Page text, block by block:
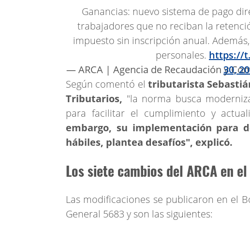
Ganancias: nuevo sistema de pago
trabajadores que no reciban la
impuesto sin inscripción anual.
personales. https://
— ARCA | Agencia de Recaudación yApril 30,
Según comentó el tributarista
Tributarios, "la norma busca
para facilitar el cumplimiento y
embargo, su implementación para
hábiles, plantea desafíos", explicó.
Los siete cambios del ARCA en
Las modificaciones se publicaron en el
General 5683 y son las siguientes: